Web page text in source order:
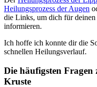
Heilungsprozess der Augen
die Links, um dich für
informieren.
Ich hoffe ich konnte dir die
schnellen Heilungsverlauf.
Die häufigsten
Kruste